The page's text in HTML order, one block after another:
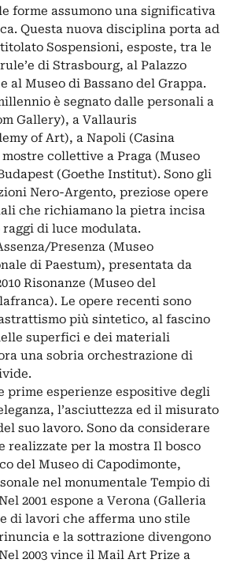
forme assumono una significativa
Questa nuova disciplina porta ad
Sospensioni, esposte, tra le
di Strasbourg, al Palazzo
al Museo di Bassano del Grappa.
è segnato dalle personali a
Gallery), a Vallauris
of Art), a Napoli (Casina
collettive a Praga (Museo
(Goethe Institut). Sono gli
Nero-Argento, preziose opere
che richiamano la pietra incisa
di luce modulata.
Presenza (Museo
di Paestum), presentata da
Risonanze (Museo del
Le opere recenti sono
più sintetico, al fascino
superfici e dei materiali
una sobria orchestrazione di
prime esperienze espositive degli
l’asciuttezza ed il misurato
suo lavoro. Sono da considerare
realizzate per la mostra Il bosco
del Museo di Capodimonte,
nel monumentale Tempio di
2001 espone a Verona (Galleria
di lavori che afferma uno stile
e la sottrazione divengono
2003 vince il Mail Art Prize a